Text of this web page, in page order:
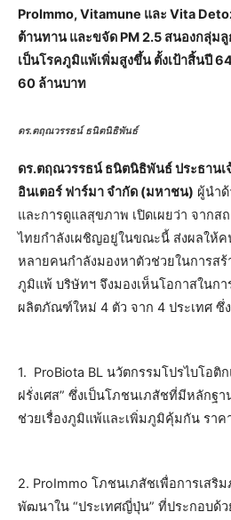
ProImmo, Vitamune และ Vita
ต้านทาน และขจัด PM 2.5 สนองกลุ่ม
เป็นโรคภูมิแพ้เพิ่มสูงขึ้น ตั้งเป้าสิ้นปี
60 ล้านบาท
ดร.ตฤณวรรธน์ ธนิตนิธิพันธ์
ดร.ตฤณวรรธน์ ธนิตนิธิพันธ์ ประธาน
อินเตอร์ ฟาร์มา จำกัด (มหาชน) ผู้นำ
และการดูแลสุขภาพ เปิดเผยว่า จาก
ไทยกำลังเผชิญอยู่ในขณะนี้ ส่งผลให้
หลายคนกำลังมองหาตัวช่วยในการส
ภูมิแพ้ บริษัทฯ จึงมองเห็นโอกาสในกา
ผลิตภัณฑ์ใหม่ 4 ตัว จาก 4 ประเทศ ซึ่
1. ProBiota BL นวัตกรรมโปรไบโอติ
ฝรั่งเศส” ซึ่งเป็นโภชนเภสัชที่มีหลักฐ
ช่วยเรื่องภูมิแพ้และเพิ่มภูมิคุ้มกัน ราค
2. ProImmo โภชนเภสัชเพื่อการเสริ
พัฒนาใน “ประเทศญี่ปุ่น” ที่ประกอบด้